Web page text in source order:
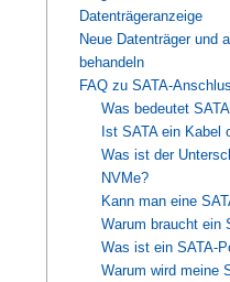
Datenträgeranzeige
Neue Datenträger und
behandeln
FAQ zu SATA-
Was bedeutet
Ist SATA ein Kabel
Was ist der
NVMe?
Kann man eine
Warum braucht ein
Was ist ein SATA-
Warum wird meine